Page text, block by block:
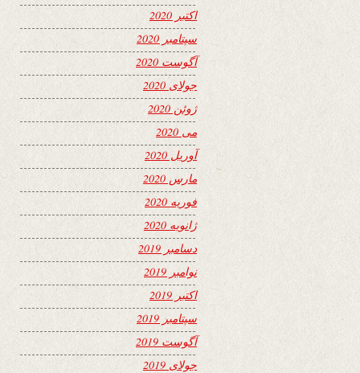
اکتبر 2020
سپتامبر 2020
آگوست 2020
جولای 2020
ژوئن 2020
می 2020
آوریل 2020
مارس 2020
فوریه 2020
ژانویه 2020
دسامبر 2019
نوامبر 2019
اکتبر 2019
سپتامبر 2019
آگوست 2019
جولای 2019